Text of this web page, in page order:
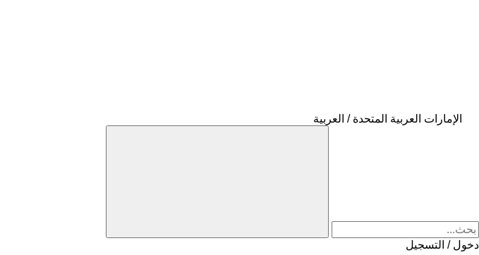
الإمارات العربية المتحدة / العربية
دخول / التسجيل